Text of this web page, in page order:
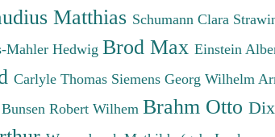
Matthias Schumann Clara
Mahler Hedwig Brod Max Einstein
Carlyle Thomas Siemens Georg Wilhelm
Bunsen Robert Wilhem Brahm Otto